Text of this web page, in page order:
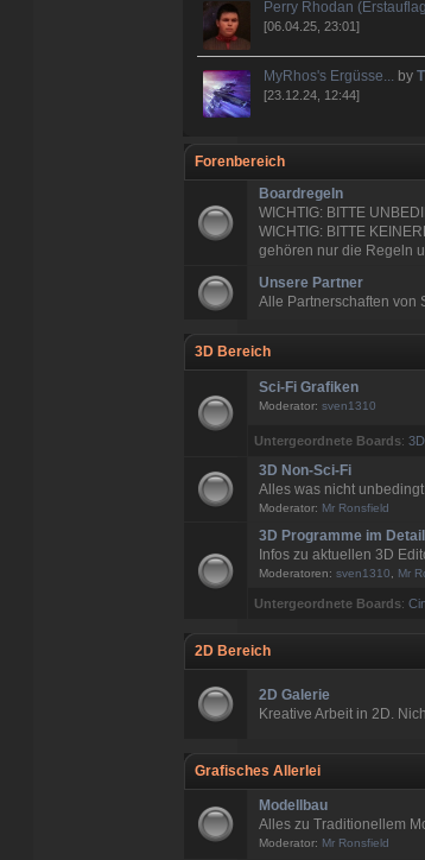
Perry Rhodan
[06.04.25, 23:01]
MyRhos's Ergüsse... by
[23.12.24, 12:44]
Forenbereich
Boardregeln
WICHTIG: BITTE
WICHTIG: BITTE
gehören nur die Regeln
Unsere Partner
Alle Partnerschaften von
3D Bereich
Sci-Fi Grafiken
Moderator:sven1310
Untergeordnete Boards:
3D Non-Sci-Fi
Alles was nicht
Moderator: Mr Ronsfield
3D Programme im Detail
Infos zu aktuellen 3D
Moderatoren:sven1310 Mr
Untergeordnete Boards:
2D Bereich
2D Galerie
Kreative Arbeit in 2D.
Grafisches Allerlei
Modellbau
Alles zu Traditionellem
Moderator: Mr Ronsfield